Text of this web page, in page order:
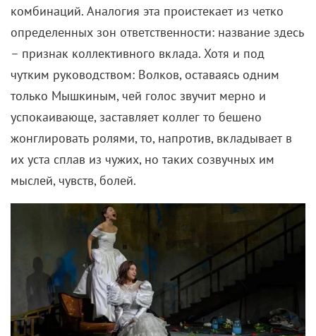
комбинаций. Аналогия эта проистекает из четко
определенных зон ответственности: название здесь
– признак коллективного вклада. Хотя и под
чутким руководством: Волков, оставаясь одним
только Мышкиным, чей голос звучит мерно и
успокаивающе, заставляет коллег то бешено
жонглировать ролями, то, напротив, вкладывает в
их уста сплав из чужих, но таких созвучных им
мыслей, чувств, болей.